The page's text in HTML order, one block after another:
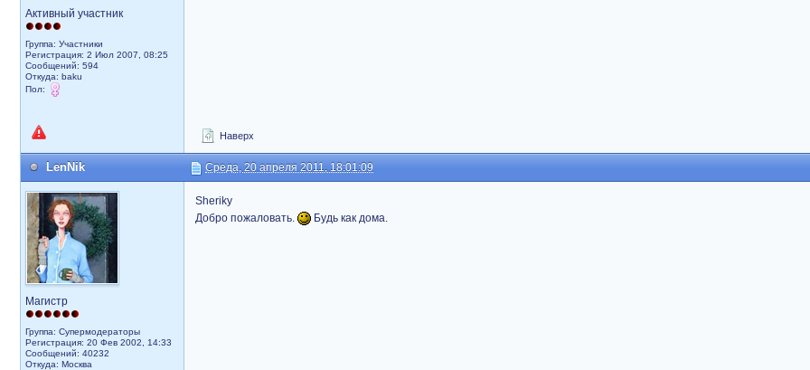
Активный участник
Группа: Участники
Регистрация: 2 Июл 2007, 08:25
Сообщений: 594
Откуда: baku
Пол:
Наверх
LenNik Среда, 20 апреля 2011, 18:01:09
Магистр
Группа: Супермодераторы
Регистрация: 20 Фев 2002, 14:33
Сообщений: 40232
Откуда: Москва
Sheriky
Добро пожаловать.
Будь как дома.